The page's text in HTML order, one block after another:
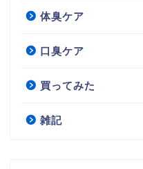
体臭ケア
口臭ケア
買ってみた
雑記